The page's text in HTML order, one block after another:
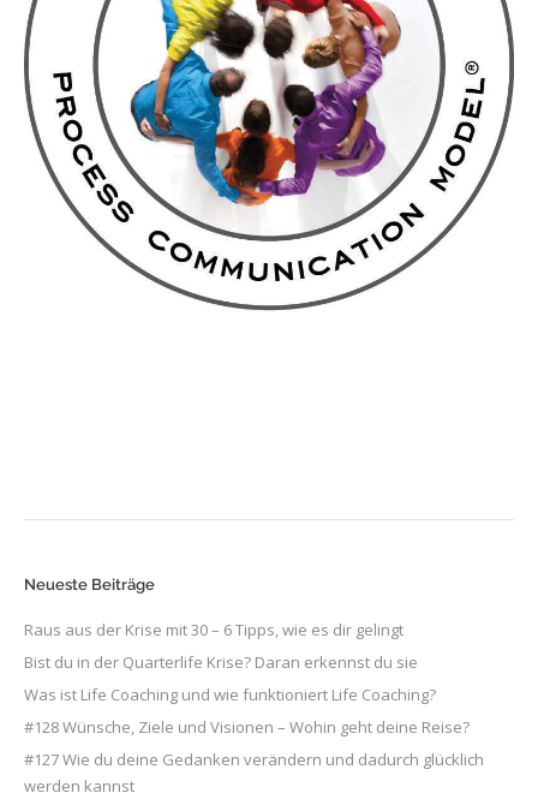
Neueste Beiträge
Raus aus der Krise mit 30 – 6 Tipps, wie es dir gelingt
Bist du in der Quarterlife Krise? Daran erkennst du sie
Was ist Life Coaching und wie funktioniert Life Coaching?
#128 Wünsche, Ziele und Visionen – Wohin geht deine Reise?
#127 Wie du deine Gedanken verändern und dadurch glücklich
werden kannst